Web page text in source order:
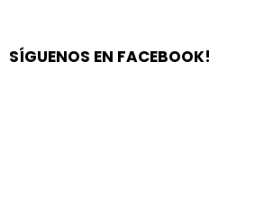
SÍGUENOS EN FACEBOOK!